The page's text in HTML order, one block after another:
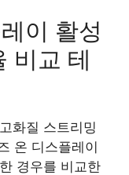
이 활성
비교 테
화질 스트리밍
온 디스플레이
경우를 비교한